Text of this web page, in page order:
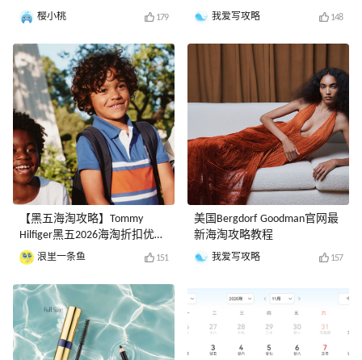
樱小桃 179
【黑五海淘攻略】Tommy
Hilfiger黑五2026海淘折扣优惠
预测！浪里一条鱼 151
我爱写攻略 148
美国Bergdorf Goodman官网最
新海淘攻略教程
我爱写攻略 157